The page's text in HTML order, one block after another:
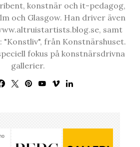
konstnär och it-pedagog,
och Glasgow. Han driver även
samt
"Konstliv", från Konstnärshuset.
fokus på konstnärsdrivna
gallerier.